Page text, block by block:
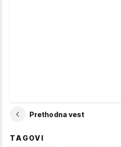
Prethodna vest
TAGOVI